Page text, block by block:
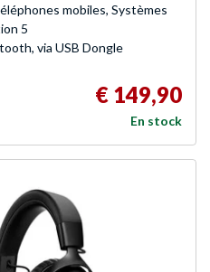
mobiles, Systèmes
5
via USB Dongle
€ 149,90
En stock